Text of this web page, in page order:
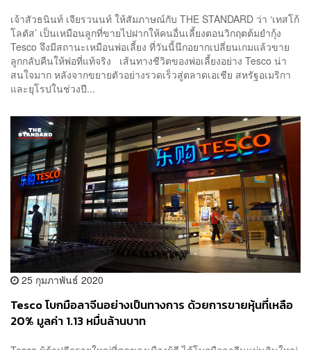
เจ้าสัวธนินท์ เจียรวนนท์ ให้สัมภาษณ์กับ THE STANDARD ว่า ‘เทสโก้
โลตัส’ เป็นเหมือนลูกที่ขายไปฝากให้คนอื่นเลี้ยงตอนวิกฤตต้มยำกุ้ง
Tesco จึงมีสถานะเหมือนพ่อเลี้ยง ที่วันนี้นึกอยากเปลี่ยนเกมแล้วขาย
ลูกกลับคืนให้พ่อที่แท้จริง เส้นทางชีวิตของพ่อเลี้ยงอย่าง Tesco น่า
สนใจมาก หลังจากขยายตัวอย่างรวดเร็วสู่ตลาดเอเชีย สหรัฐอเมริกา
และยุโรปในช่วงปี...
25 กุมภาพันธ์ 2020
Tesco โบกมือลาจีนอย่างเป็นทางการ ด้วยการขายหุ้นที่เหลือ
20% มูลค่า 1.13 หมื่นล้านบาท